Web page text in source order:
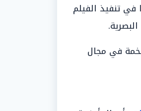
شاركوا في تنفيذ الفيلم
في مجال